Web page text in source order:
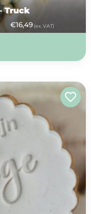
Truck
€16,49(ex. VAT)